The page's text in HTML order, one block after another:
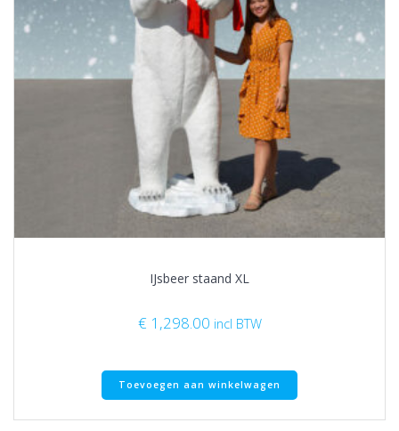
IJsbeer staand XL
€ 1,298.00 incl BTW
Toevoegen aan winkelwagen